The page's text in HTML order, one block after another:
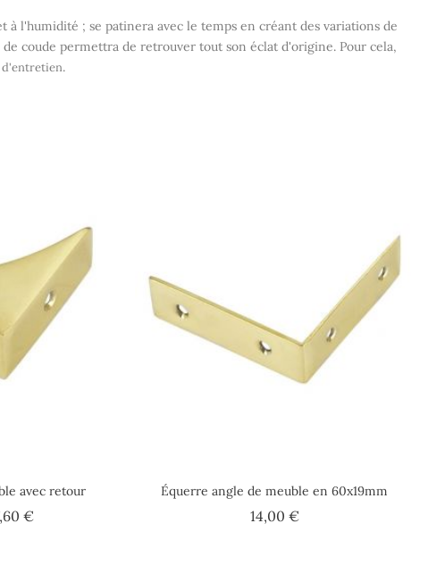
à l'humidité ; se patinera avec le temps en créant des variations de
coude permettra de retrouver tout son éclat d'origine. Pour cela,
.
avec retour
€Prix
Équerre angle de meuble en 60x19mm
14,00 €Prix